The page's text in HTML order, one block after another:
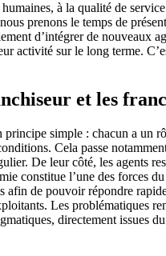
à la qualité de
prenons le temps de
d’intégrer de
activité sur le long terme.
et les
simple : chacun a un
Cela passe
De leur côté, les agents
constitue l’une des forces
de pouvoir répondre
Les problématiques
directement